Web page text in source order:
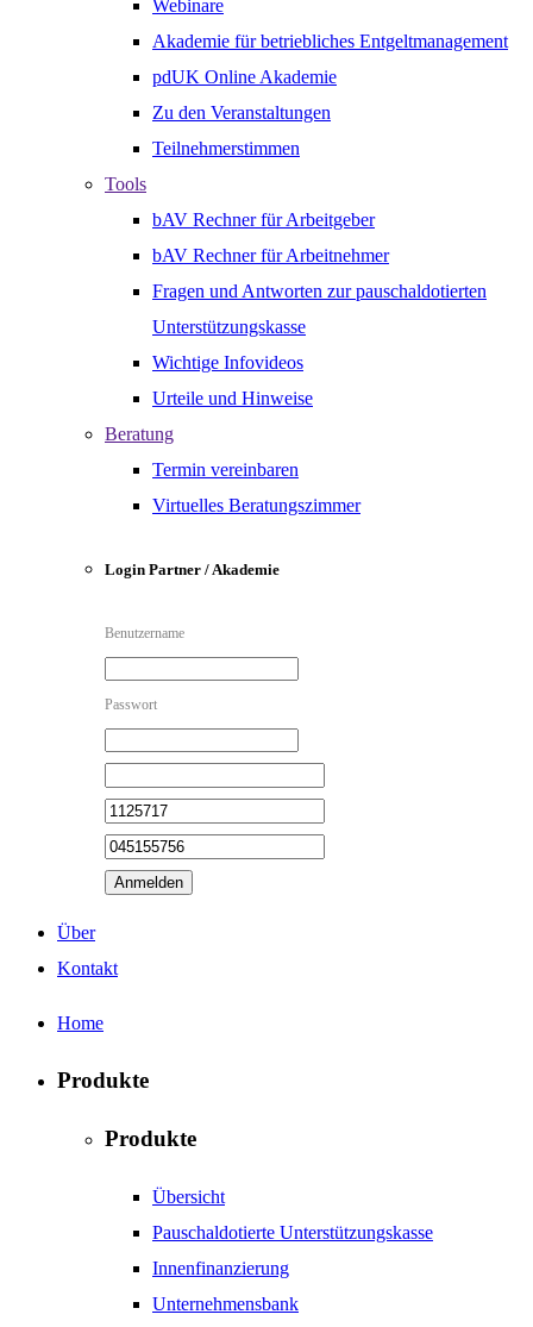
Webinare
Akademie für betriebliches Entgeltmanagement
pdUK Online Akademie
Zu den Veranstaltungen
Teilnehmerstimmen
Tools
bAV Rechner für Arbeitgeber
bAV Rechner für Arbeitnehmer
Fragen und Antworten zur pauschaldotierten
Unterstützungskasse
Wichtige Infovideos
Urteile und Hinweise
Beratung
Termin vereinbaren
Virtuelles Beratungszimmer
Login Partner / Akademie
Benutzername
Passwort
Anmelden
Über
Kontakt
Home
Produkte
Produkte
Übersicht
Pauschaldotierte Unterstützungskasse
Innenfinanzierung
Unternehmensbank